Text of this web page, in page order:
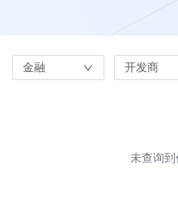
金融 开发商
未查询到